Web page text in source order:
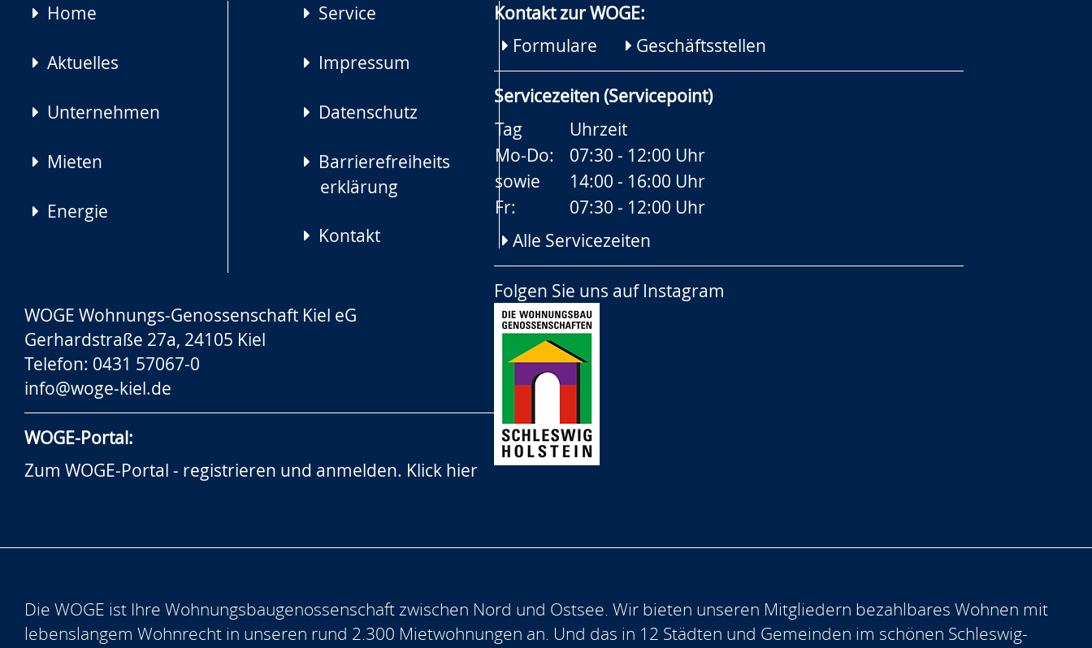
Navigation
Home
Aktuelles
Unternehmen
Mieten
Energie
Service
Impressum
Datenschutz
Barrierefreiheits
erklärung
Kontakt
Kontakt zur WOGE:
Formulare
Geschäftsstellen
Servicezeiten (Servicepoint)
Tag
Uhrzeit
Mo-Do:
07:30 - 12:00 Uhr
sowie
14:00 - 16:00 Uhr
Fr:
07:30 - 12:00 Uhr
Alle Servicezeiten
Folgen Sie uns auf Instagram
WOGE Wohnungs-Genossenschaft Kiel eG
Gerhardstraße 27a, 24105 Kiel
Telefon: 0431 57067-0
info@woge-kiel.de
WOGE-Portal:
Zum WOGE-Portal - registrieren und anmelden. Klick hier
Die WOGE ist Ihre Wohnungsbaugenossenschaft zwischen Nord und Ostsee. Wir bieten unseren Mitgliedern bezahlbares Wohnen mit
lebenslangem Wohnrecht in unseren rund 2.300 Mietwohnungen an. Und das in 12 Städten und Gemeinden im schönen Schleswig-